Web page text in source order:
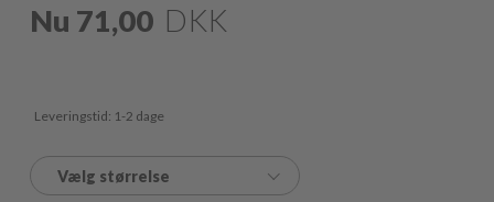
Nu 71,00 DKK
Leveringstid: 1-2 dage
Vælg størrelse